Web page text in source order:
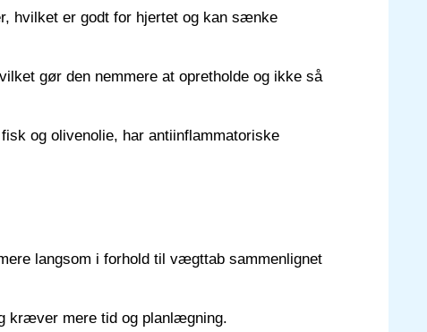
hvilket er godt for hjertet og kan sænke
gør den nemmere at opretholde og ikke så
og olivenolie, har antiinflammatoriske
langsom i forhold til vægttab sammenlignet
kræver mere tid og planlægning.